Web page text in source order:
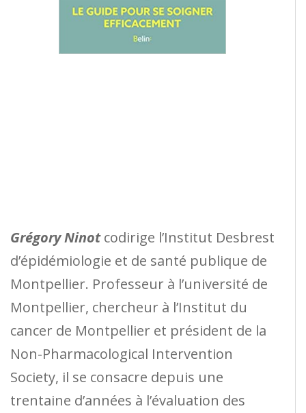
Grégory Ninotcodirige l’Institut Desbrest
d’épidémiologie et de santé publique de
Montpellier. Professeur à l’université de
Montpellier, chercheur à l’Institut du
cancer de Montpellier et président de la
Non-Pharmacological Intervention
Society, il se consacre depuis une
trentaine d’années à l’évaluation des